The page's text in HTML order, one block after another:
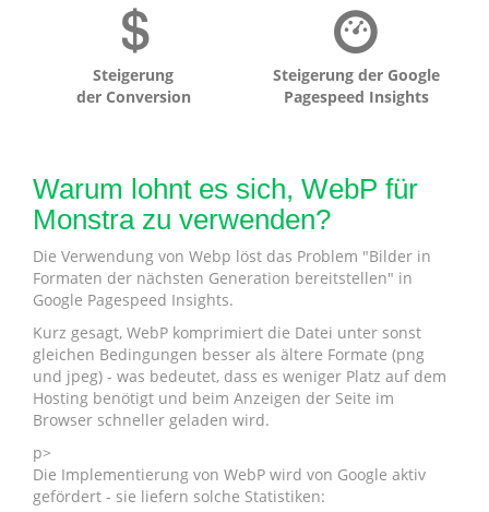
Steigerung
der Conversion
Steigerung der Google
Pagespeed Insights
Warum lohnt es sich, WebP für
Monstra zu verwenden?
Die Verwendung von Webp löst das Problem "Bilder in
Formaten der nächsten Generation bereitstellen" in
Google Pagespeed Insights.
Kurz gesagt, WebP komprimiert die Datei unter sonst
gleichen Bedingungen besser als ältere Formate (png
und jpeg) - was bedeutet, dass es weniger Platz auf dem
Hosting benötigt und beim Anzeigen der Seite im
Browser schneller geladen wird.
p>
Die Implementierung von WebP wird von Google aktiv
gefördert - sie liefern solche Statistiken: